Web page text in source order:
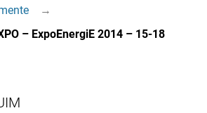
→
– ExpoEnergiE 2014 – 15-18